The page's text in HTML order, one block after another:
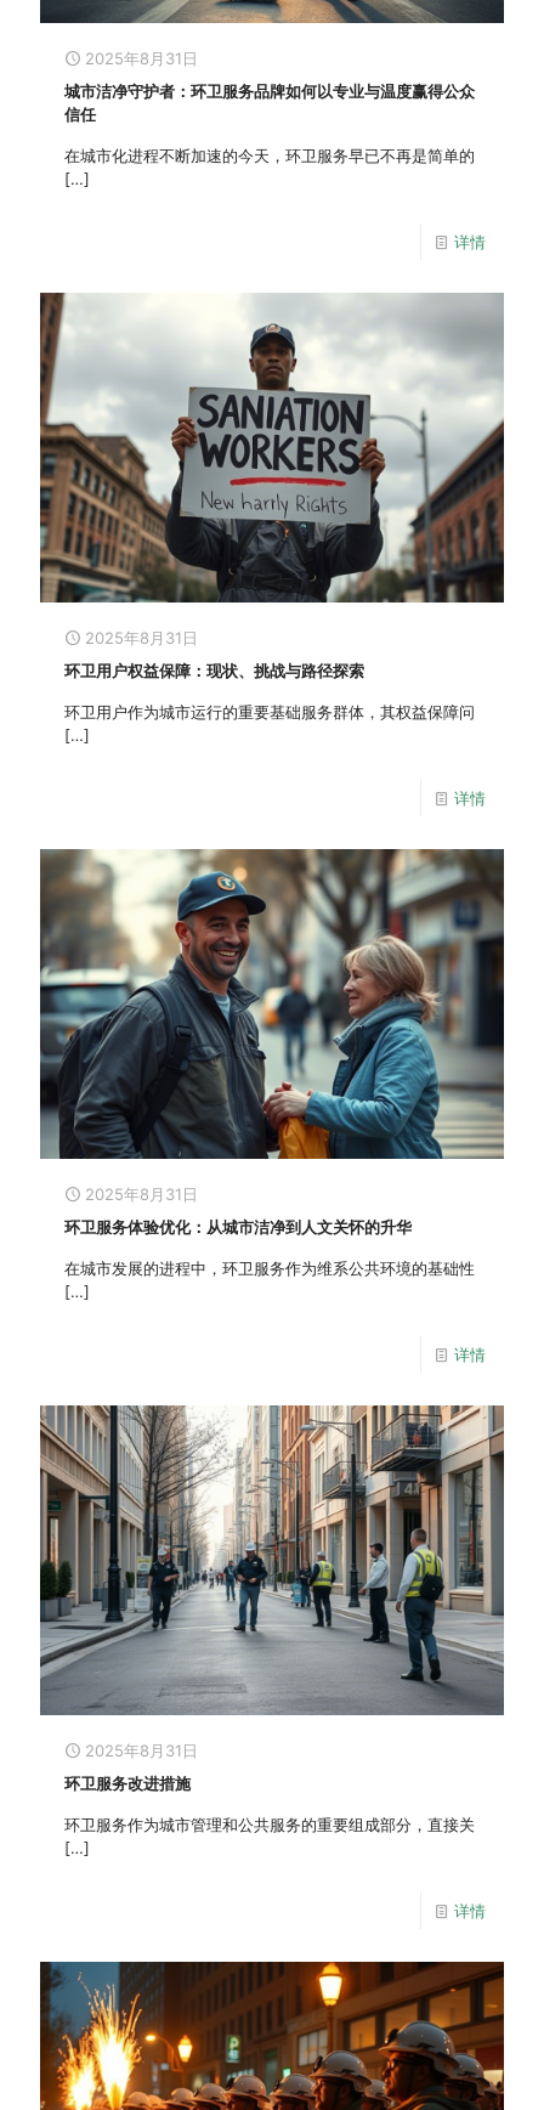
2025年8月31日
城市洁净守护者：环卫服务品牌如何以专业与温度赢得公众
信任
在城市化进程不断加速的今天，环卫服务早已不再是简单的
[…]
详情
2025年8月31日
环卫用户权益保障：现状、挑战与路径探索
环卫用户作为城市运行的重要基础服务群体，其权益保障问
[…]
详情
2025年8月31日
环卫服务体验优化：从城市洁净到人文关怀的升华
在城市发展的进程中，环卫服务作为维系公共环境的基础性
[…]
详情
2025年8月31日
环卫服务改进措施
环卫服务作为城市管理和公共服务的重要组成部分，直接关
[…]
详情